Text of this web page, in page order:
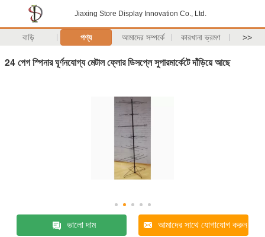
Jiaxing Store Display Innovation Co., Ltd.
বাড়ি পণ্য আমাদের সম্পর্কে কারখানা ভ্রমণ >>
24 পেগ স্পিনার ঘূর্ণনযোগ্য মেটাল ফ্লোর ডিসপ্লে সুপারমার্কেটে দাঁড়িয়ে আছে
ভালো দাম আমাদের সাথে যোগাযোগ করুন